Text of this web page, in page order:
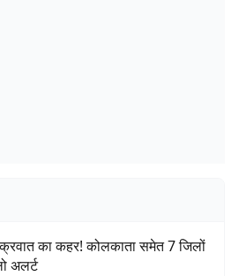
का कहर! कोलकाता समेत 7 जिलों
अलर्ट